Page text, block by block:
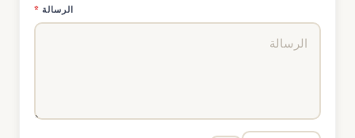
الرسالة *